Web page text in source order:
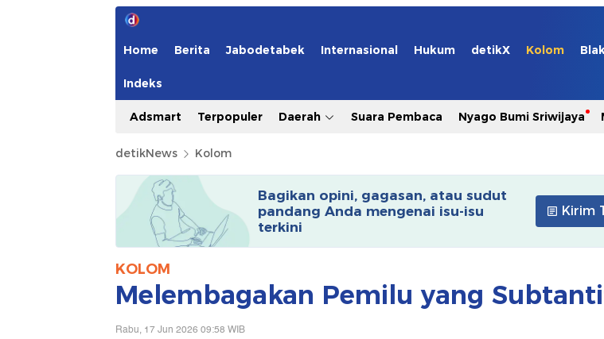
Home Berita Jabodetabek Internasional Hukum detikX Kolom
Indeks
Adsmart Terpopuler Daerah Suara Pembaca Nyago Bumi Sriwijaya
detikNews Kolom
Bagikan opini, gagasan, atau sudut
pandang Anda mengenai isu-isu
terkini
Kirim
KOLOM
Melembagakan Pemilu yang
Rabu, 17 Jun 2026 09:58 WIB